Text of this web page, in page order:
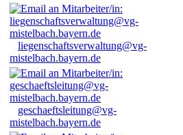
liegenschaftsverwaltung@vg-
mistelbach.bayern.de
geschaeftsleitung@vg-
mistelbach.bayern.de